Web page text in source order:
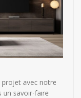
projet avec notre
un savoir-faire